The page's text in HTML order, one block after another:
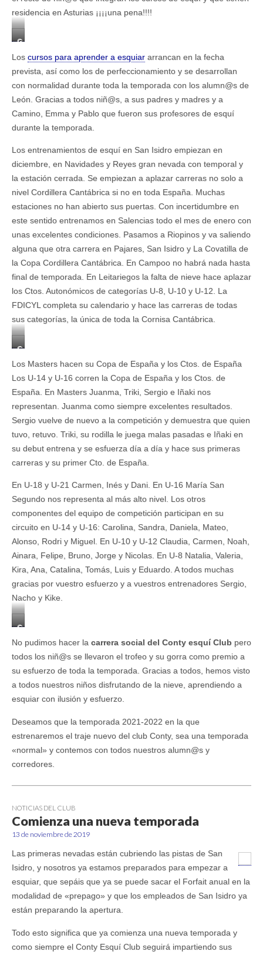
e
C
t
y
e
s
u
C
l
u
b
residencia en Asturias ¡¡¡¡una pena!!!!
G
p
o
C
i
o
G
a
i
a
Los cursos para aprender a esquiar arrancan en la fecha
prevista, así como los de perfeccionamiento y se desarrollan
con normalidad durante toda la temporada con los alumn@s de
León. Gracias a todos niñ@s, a sus padres y madres y a
Camino, Emma y Pablo que fueron sus profesores de esquí
durante la temporada.
Los entrenamientos de esquí en San Isidro empiezan en
diciembre, en Navidades y Reyes gran nevada con temporal y
la estación cerrada. Se empiezan a aplazar carreras no solo a
nivel Cordillera Cantábrica si no en toda España. Muchas
estaciones no han abierto sus puertas. Con incertidumbre en
este sentido entrenamos en Salencias todo el mes de enero con
unas excelentes condiciones. Pasamos a Riopinos y va saliendo
alguna que otra carrera en Pajares, San Isidro y La Covatilla de
la Copa Cordillera Cantábrica. En Campoo no habrá nada hasta
final de temporada. En Leitariegos la falta de nieve hace aplazar
los Ctos. Autonómicos de categorías U-8, U-10 y U-12. La
FDICYL completa su calendario y hace las carreras de todas
sus categorías, la única de toda la Cornisa Cantábrica.
G
p
o
P
l
o
Los Masters hacen su Copa de España y los Ctos. de España
Los U-14 y U-16 corren la Copa de España y los Ctos. de
España. En Masters Juanma, Triki, Sergio e Iñaki nos
representan. Juanma como siempre excelentes resultados.
Sergio vuelve de nuevo a la competición y demuestra que quien
tuvo, retuvo. Triki, su rodilla le juega malas pasadas e Iñaki en
su debut entrena y se esfuerza día a día y hace sus primeras
carreras y su primer Cto. de España.
En U-18 y U-21 Carmen, Inés y Dani. En U-16 María San
Segundo nos representa al más alto nivel. Los otros
componentes del equipo de competición participan en su
circuito en U-14 y U-16: Carolina, Sandra, Daniela, Mateo,
Alonso, Rodri y Miguel. En U-10 y U-12 Claudia, Carmen, Noah,
Ainara, Felipe, Bruno, Jorge y Nicolas. En U-8 Natalia, Valeria,
Kira, Ana, Catalina, Tomás, Luis y Eduardo. A todos muchas
gracias por vuestro esfuerzo y a vuestros entrenadores Sergio,
Nacho y Kike.
G
p
o
E
o
p
e
No pudimos hacer la carrera social del Conty esquí Club pero
todos los niñ@s se llevaron el trofeo y su gorra como premio a
su esfuerzo de toda la temporada. Gracias a todos, hemos visto
a todos nuestros niños disfrutando de la nieve, aprendiendo a
esquiar con ilusión y esfuerzo.
Deseamos que la temporada 2021-2022 en la que
estrenaremos el traje nuevo del club Conty, sea una temporada
«normal» y contemos con todos nuestros alumn@s y
corredores.
NOTICIAS DEL CLUB
Comienza una nueva temporada
13 de noviembre de 2019
Las primeras nevadas están cubriendo las pistas de San
Isidro, y nosotros ya estamos preparados para empezar a
esquiar, que sepáis que ya se puede sacar el Forfait anual en la
modalidad de «prepago» y que los empleados de San Isidro ya
están preparando la apertura.
Todo esto significa que ya comienza una nueva temporada y
como siempre el Conty Esquí Club seguirá impartiendo sus